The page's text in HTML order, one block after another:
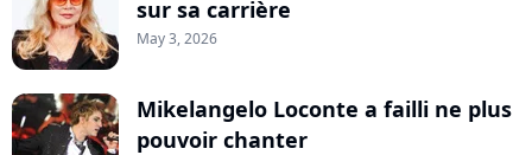
sur sa carrière
May 3, 2026
Mikelangelo Loconte a failli ne plus
pouvoir chanter